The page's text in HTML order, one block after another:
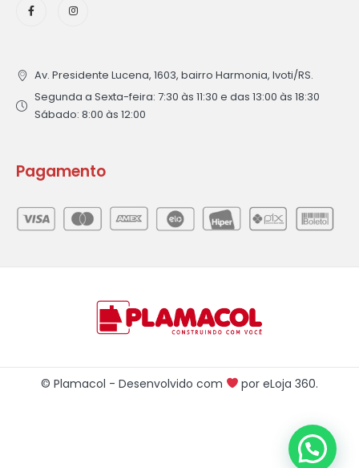
Av. Presidente Lucena, 1603, bairro Harmonia, Ivoti/RS.
Segunda a Sexta-feira: 7:30 às 11:30 e das 13:00 às 18:30
Sábado: 8:00 às 12:00
Pagamento
© Plamacol - Desenvolvido com poreLoja 360.